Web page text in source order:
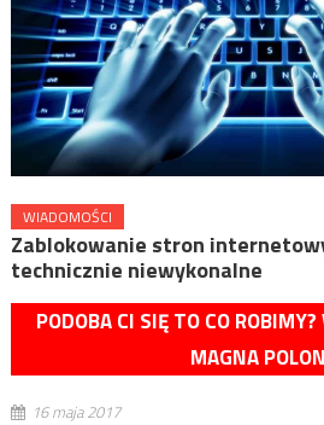
WIADOMOŚCI
Zablokowanie stron
technicznie niewykonalne
PODOBA CI SIĘ TO CO
MAGNA
16 maja 2017